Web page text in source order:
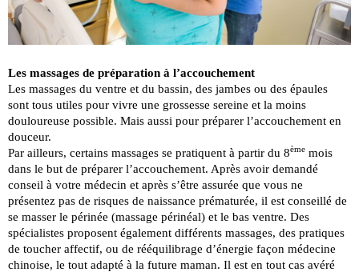
Les massages de préparation à l’accouchement
Les massages du ventre et du bassin, des jambes ou des épaules
sont tous utiles pour vivre une grossesse sereine et la moins
douloureuse possible. Mais aussi pour préparer l’accouchement en
douceur.
Par ailleurs, certains massages se pratiquent à partir du 8ème mois
dans le but de préparer l’accouchement. Après avoir demandé
conseil à votre médecin et après s’être assurée que vous ne
présentez pas de risques de naissance prématurée, il est conseillé de
se masser le périnée (massage périnéal) et le bas ventre. Des
spécialistes proposent également différents massages, des pratiques
de toucher affectif, ou de rééquilibrage d’énergie façon médecine
chinoise, le tout adapté à la future maman. Il est en tout cas avéré